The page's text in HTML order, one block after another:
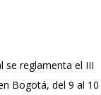
se reglamenta el III
Bogotá, del 9 al 10